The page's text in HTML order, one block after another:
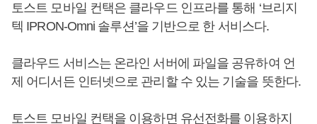
토스트 모바일 컨택은 클라우드 인프라를 통해 ‘브리지
텍 IPRON-Omni 솔루션’을 기반으로 한 서비스다.
클라우드 서비스는 온라인 서버에 파일을 공유하여 언
제 어디서든 인터넷으로 관리할 수 있는 기술을 뜻한다.
토스트 모바일 컨택을 이용하면 유선전화를 이용하지